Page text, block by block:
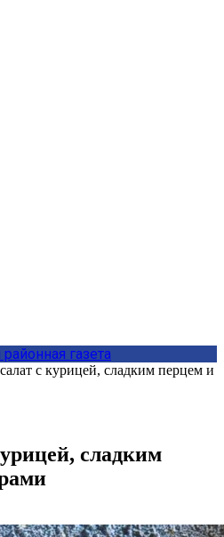
газета
с курицей, сладким перцем и
сладким